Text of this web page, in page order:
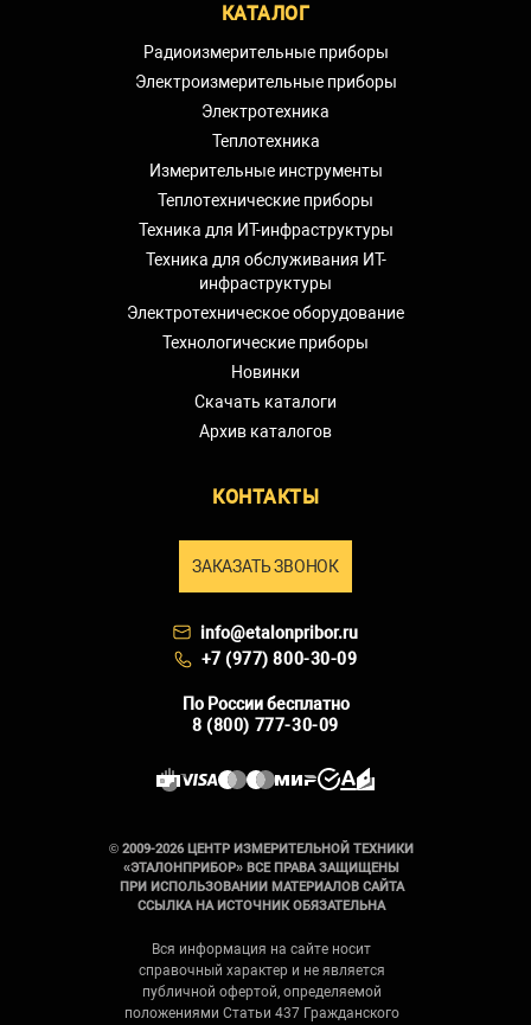
КАТАЛОГ
Радиоизмерительные приборы
Электроизмерительные приборы
Электротехника
Теплотехника
Измерительные инструменты
Теплотехнические приборы
Техника для ИТ-инфраструктуры
Техника для обслуживания ИТ-
инфраструктуры
Электротехническое оборудование
Технологические приборы
Новинки
Скачать каталоги
Архив каталогов
КОНТАКТЫ
ЗАКАЗАТЬ ЗВОНОК
info@etalonpribor.ru
+7 (977) 800-30-09
По России бесплатно
8 (800) 777-30-09
© 2009-2026 ЦЕНТР ИЗМЕРИТЕЛЬНОЙ ТЕХНИКИ
«ЭТАЛОНПРИБОР» ВСЕ ПРАВА ЗАЩИЩЕНЫ
ПРИ ИСПОЛЬЗОВАНИИ МАТЕРИАЛОВ САЙТА
ССЫЛКА НА ИСТОЧНИК ОБЯЗАТЕЛЬНА
Вся информация на сайте носит
справочный характер и не является
публичной офертой, определяемой
положениями Статьи 437 Гражданского